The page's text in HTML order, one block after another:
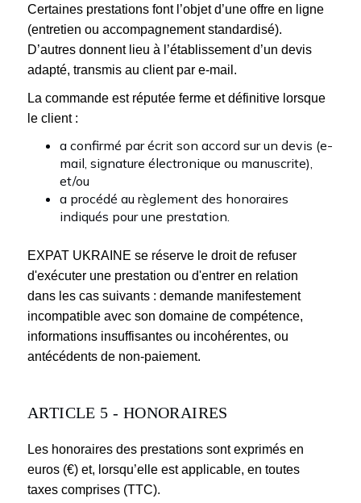
Certaines prestations font l’objet d’une offre en ligne
(entretien ou accompagnement standardisé).
D’autres donnent lieu à l’établissement d’un devis
adapté, transmis au client par e-mail.
La commande est réputée ferme et définitive lorsque
le client :
a confirmé par écrit son accord sur un devis (e-
mail, signature électronique ou manuscrite),
et/ou
a procédé au règlement des honoraires
indiqués pour une prestation.
EXPAT UKRAINE se réserve le droit de refuser
d'exécuter une prestation ou d'entrer en relation
dans les cas suivants : demande manifestement
incompatible avec son domaine de compétence,
informations insuffisantes ou incohérentes, ou
antécédents de non-paiement.
ARTICLE 5 - HONORAIRES
Les honoraires des prestations sont exprimés en
euros (€) et, lorsqu’elle est applicable, en toutes
taxes comprises (TTC).